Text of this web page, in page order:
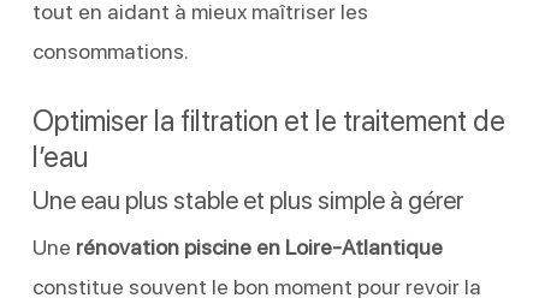
tout en aidant à mieux maîtriser les
consommations.
Optimiser la filtration et le traitement de
l’eau
Une eau plus stable et plus simple à gérer
Une rénovation piscine en Loire-Atlantique
constitue souvent le bon moment pour revoir la